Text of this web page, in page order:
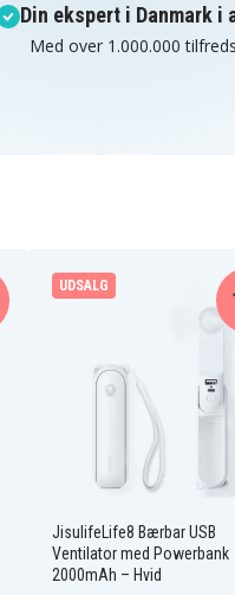
Din ekspert i Danmark i
Med over 1.000.000
UDSALG
JisulifeLife8 Bærbar USB
Ventilator med Powerbank
2000mAh – Hvid